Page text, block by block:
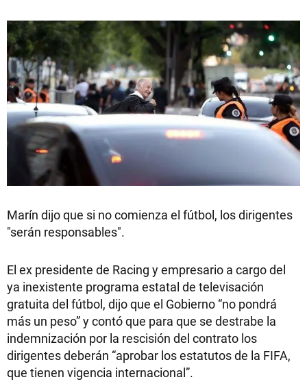
Marín dijo que si no comienza el fútbol, los dirigentes
"serán responsables".
El ex presidente de Racing y empresario a cargo del
ya inexistente programa estatal de televisación
gratuita del fútbol, dijo que el Gobierno “no pondrá
más un peso” y contó que para que se destrabe la
indemnización por la rescisión del contrato los
dirigentes deberán “aprobar los estatutos de la FIFA,
que tienen vigencia internacional”.